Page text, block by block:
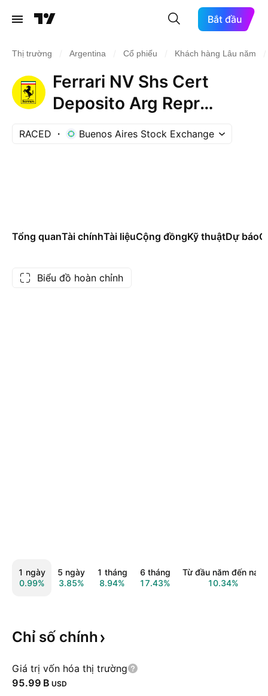
Bắt đầu
Thị trường Argentina Cổ phiếu Khách hàng Lâu năm
Ferrari NV Shs Cert
Deposito Arg Repr
0.0120481927 Shs
RACED Buenos Aires Stock Exchange
Tổng quanTài chínhTài liệuCộng đồngKỹ thuậtDự báo
Biểu đồ hoàn chỉnh
1 ngày
0.99%
5 ngày
3.85%
1 tháng
8.94%
6 tháng
17.43%
Từ đầu năm đến nay
10.34%
Chỉ số chính
Giá trị vốn hóa thị trường
‪95.99 B‬ USD